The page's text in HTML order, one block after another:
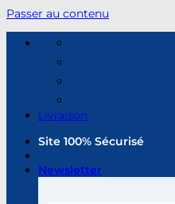
Passer au contenu
Livraison
Site 100% Sécurisé
Newsletter